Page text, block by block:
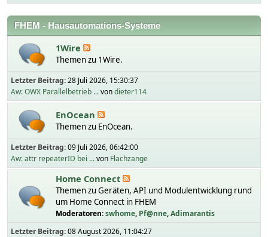
FHEM - Hausautomations-Systeme
1Wire
Themen zu 1Wire.
Letzter Beitrag:28 Juli 2026, 15:30:37
Aw: OWX Parallelbetrieb ...vondieter114
EnOcean
Themen zu EnOcean.
Letzter Beitrag:09 Juli 2026, 06:42:00
Aw: attr repeaterID bei ...von Flachzange
Home Connect
Themen zu Geräten, API und Modulentwicklung rund
um Home Connect in FHEM
Moderatoren:swhome, Pf@nne,Adimarantis
Letzter Beitrag:08 August 2026, 11:04:27